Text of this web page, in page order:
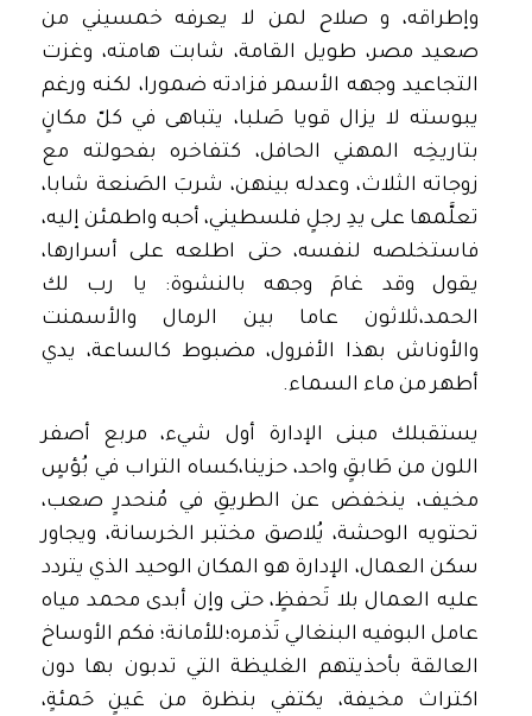
وإطراقه، و صلاح لمن لا يعرفه خمسيني من
صعيد مصر، طويل القامة، شابت هامته، وغزت
التجاعيد وجهه الأسمر فزادته ضمورا، لكنه ورغم
يبوسته لا يزال قويا صَلبا، يتباهى في كلّ مكانٍ
بتاريخِه المهني الحافل، كتفاخره بفحولته مع
زوجاته الثلاث، وعدله بينهن، شربَ الصَنعة شابا،
تعلَّمها على يدِ رجلٍ فلسطيني، أحبه واطمئن إليه،
فاستخلصه لنفسه، حتى اطلعه على أسرارها،
يقول وقد غامَ وجهه بالنشوة: يا رب لك
الحمد،ثلاثون عاما بين الرمال والأسمنت
والأوناش بهذا الأفرول، مضبوط كالساعة، يدي
أطهر من ماء السماء.
يستقبلك مبنى الإدارة أول شيء، مربع أصفر
اللون من طَابقٍ واحد، حزينا،كساه التراب في بُؤسٍ
مخيف، ينخفض عن الطريقِ في مُنحدرٍ صعب،
تحتويه الوحشة، يُلاصق مختبر الخرسانة، ويجاور
سكن العمال، الإدارة هو المكان الوحيد الذي يتردد
عليه العمال بلا تَحفظٍ، حتى وإن أبدى محمد مياه
عامل البوفيه البنغالي تَذمره؛للأمانة؛ فكم الأوساخ
العالقة بأحذيتهم الغليظة التي تدبون بها دون
اكتراث مخيفة، يكتفي بنظرة من عَينٍ حَمئةٍ،